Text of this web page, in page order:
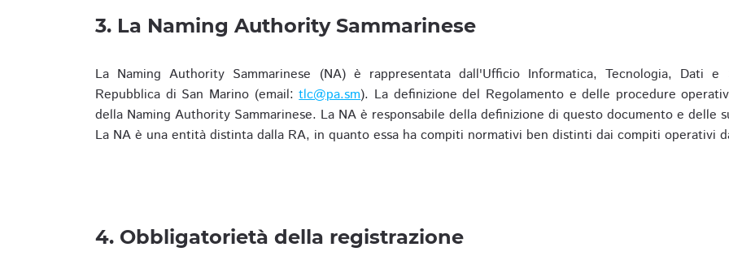
3. La Naming Authority Sammarinese
La Naming Authority Sammarinese (NA) è rappresentata dall'Ufficio Informatica, Tecnologia, Dati
Repubblica di San Marino (email:tlc@pa.sm). La definizione del Regolamento e delle procedure
della Naming Authority Sammarinese. La NA è responsabile della definizione di questo documento e delle
La NA è una entità distinta dalla RA, in quanto essa ha compiti normativi ben distinti dai compiti operativi
4. Obbligatorietà della registrazione